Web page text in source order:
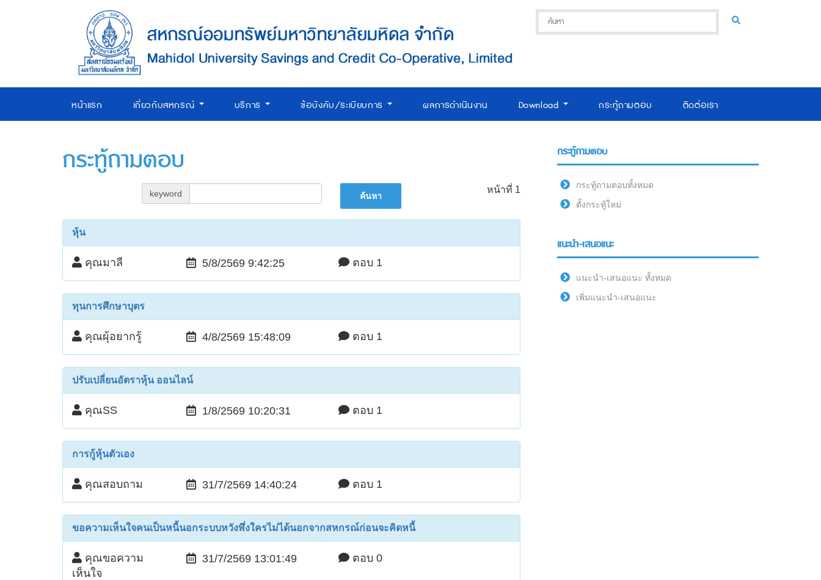
หน้าแรก เกี่ยวกับสหกรณ์ บริการ ข้อบังคับ/ระเบียบการ ผลการดำเนินงาน Download กระทู้ถามตอบ ติดต่อเรา
กระทู้ถามตอบ
keyword หน้าที่ 1
หุ้น
คุณมาลี 5/8/2569 9:42:25 ตอบ 1
ทุนการศึกษาบุตร
คุณผุ้อยากรู้ 4/8/2569 15:48:09 ตอบ 1
ปรับเปลี่ยนอัตราหุ้น ออนไลน์
คุณSS 1/8/2569 10:20:31 ตอบ 1
การกู้หุ้นตัวเอง
คุณสอบถาม 31/7/2569 14:40:24 ตอบ 1
ขอความเห็นใจคนเป็นหนี้นอกระบบหวังพึ่งใครไม่ได้นอกจากสหกรณ์ก่อนจะคิดหนี้
คุณขอความ
เห็นใจ
31/7/2569 13:01:49 ตอบ 0
กระทู้ถามตอบ
กระทู้ถามตอบทั้งหมด
ตั้งกระทู้ใหม่
แนะนำ-เสนอแนะ
แนะนำ-เสนอแนะ ทั้งหมด
เพิ่มแนะนำ-เสนอแนะ